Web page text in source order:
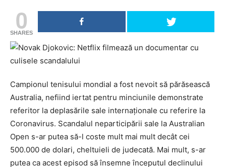
0
SHARES
Campionul tenisului mondial a fost nevoit să părăsească
Australia, nefiind iertat pentru minciunile demonstrate
referitor la deplasările sale internaționale cu referire la
Coronavirus. Scandalul neparticipării sale la Australian
Open s-ar putea să-l coste mult mai mult decât cei
500.000 de dolari, cheltuieli de judecată. Mai mult, s-ar
putea ca acest episod să însemne începutul declinului